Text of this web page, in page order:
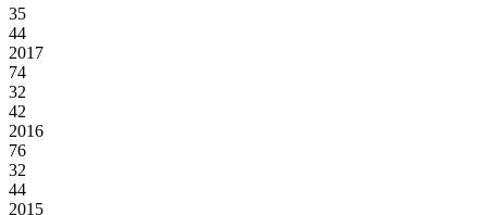
35
44
2017
74
32
42
2016
76
32
44
2015